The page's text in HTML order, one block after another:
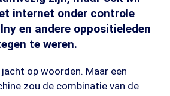
internet onder controle
en andere oppositieleden
te weren.
op woorden. Maar een
zou de combinatie van de